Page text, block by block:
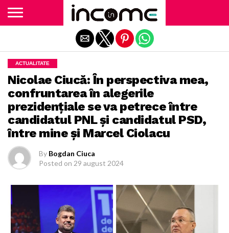
ACTUALITATE
Nicolae Ciucă: În perspectiva mea,
confruntarea în alegerile
prezidenţiale se va petrece între
candidatul PNL şi candidatul PSD,
între mine şi Marcel Ciolacu
By Bogdan Ciuca
Posted on 29 august 2024
Exit mobile version